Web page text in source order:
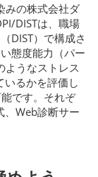
みの株式会社ダ
DISTは、職場
DIST）で構成さ
態度能力（パー
ようなストレス
いるかを評価し
です。それぞ
、Web診断サー